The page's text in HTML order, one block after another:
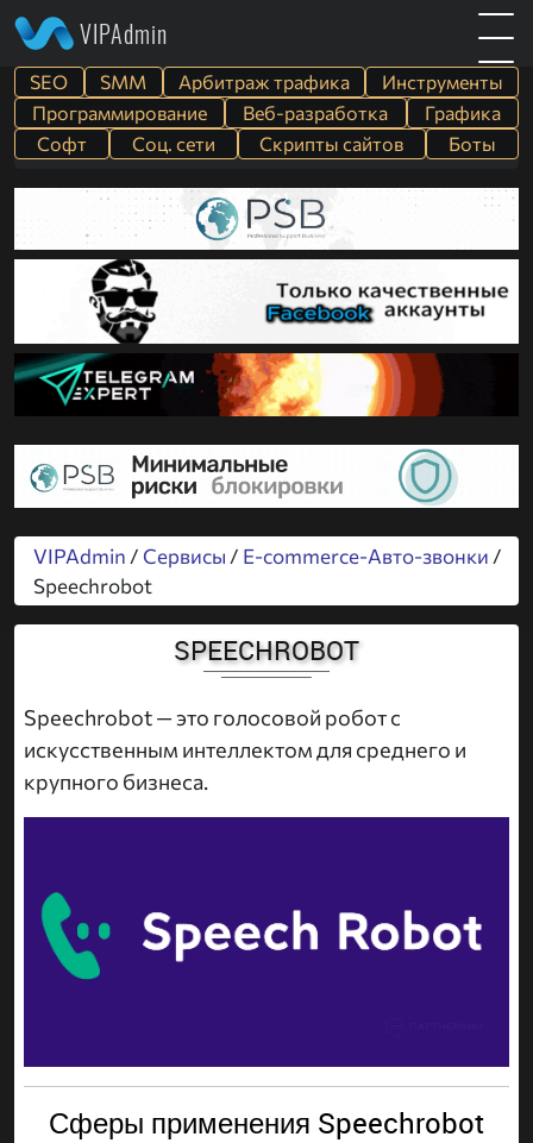
VIPAdmin
SEO SMM Арбитраж трафика
Инструменты
Программирование
Веб-разработка
Графика
Софт
Cоц. сети Скрипты сайтов Боты
VIPAdmin / Сервисы / E-commerce-Авто-звонки /
Speechrobot
SPEECHROBOT
Speechrobot — это голосовой робот с
искусственным интеллектом для среднего и
крупного бизнеса.
Сферы применения Speechrobot